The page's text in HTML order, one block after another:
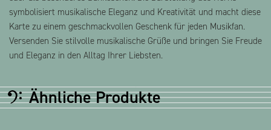
symbolisiert musikalische Eleganz und Kreativität und macht diese
Karte zu einem geschmackvollen Geschenk für jeden Musikfan.
Versenden Sie stilvolle musikalische Grüße und bringen Sie Freude
und Eleganz in den Alltag Ihrer Liebsten.
Ähnliche Produkte